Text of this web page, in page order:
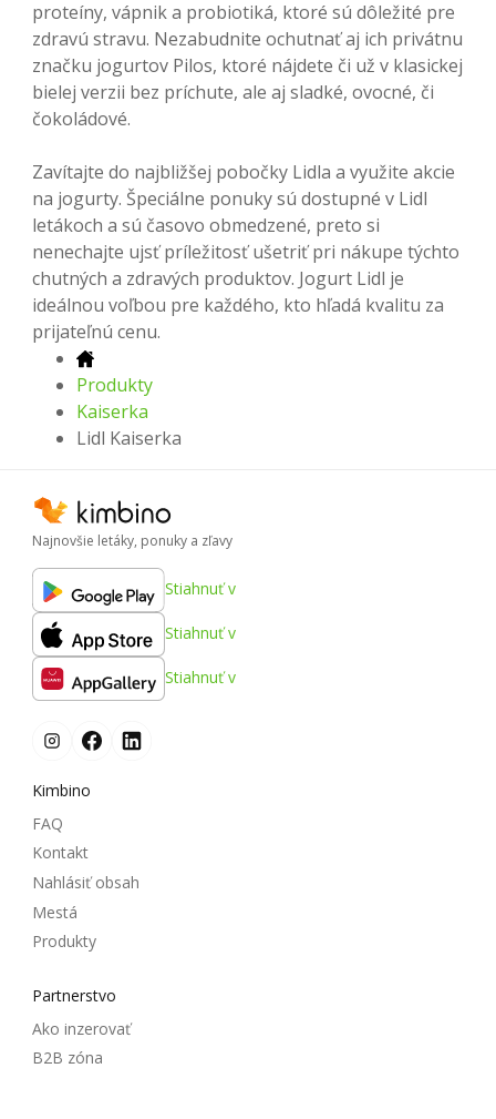
proteíny, vápnik a probiotiká, ktoré sú dôležité pre
zdravú stravu. Nezabudnite ochutnať aj ich privátnu
značku jogurtov Pilos, ktoré nájdete či už v klasickej
bielej verzii bez príchute, ale aj sladké, ovocné, či
čokoládové.
Zavítajte do najbližšej pobočky Lidla a využite akcie
na jogurty. Špeciálne ponuky sú dostupné v Lidl
letákoch a sú časovo obmedzené, preto si
nenechajte ujsť príležitosť ušetriť pri nákupe týchto
chutných a zdravých produktov. Jogurt Lidl je
ideálnou voľbou pre každého, kto hľadá kvalitu za
prijateľnú cenu.
Produkty
Kaiserka
Lidl Kaiserka
Najnovšie letáky, ponuky a zľavy
Stiahnuť v
Stiahnuť v
Stiahnuť v
Kimbino
FAQ
Kontakt
Nahlásiť obsah
Mestá
Produkty
Partnerstvo
Ako inzerovať
B2B zóna